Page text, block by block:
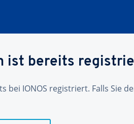
ist bereits
bei IONOS registriert. Falls Sie